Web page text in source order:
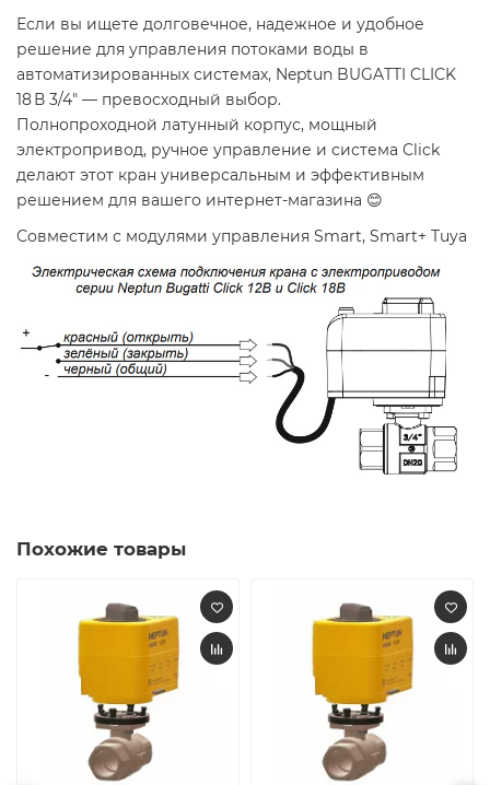
Если вы ищете долговечное, надежное и удобное
решение для управления потоками воды в
автоматизированных системах, Neptun BUGATTI CLICK
18 В 3/4″ — превосходный выбор.
Полнопроходной латунный корпус, мощный
электропривод, ручное управление и система Click
делают этот кран универсальным и эффективным
решением для вашего интернет-магазина 😊
Совместим с модулями управления Smart, Smart+ Tuya
Похожие товары